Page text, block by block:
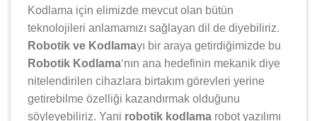
Kodlama için elimizde mevcut olan bütün
teknolojileri anlamamızı sağlayan dil de diyebiliriz.
Robotik ve Kodlamayı bir araya getirdiğimizde bu
Robotik Kodlama‘nın ana hedefinin mekanik diye
nitelendirilen cihazlara birtakım görevleri yerine
getirebilme özelliği kazandırmak olduğunu
söyleyebiliriz. Yani robotik kodlama robot yazılımı